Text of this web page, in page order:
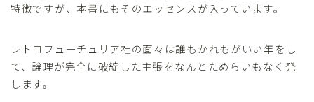
特徴ですが、本書にもそのエッセンスが入っています。
レトロフューチュリア社の面々は誰もかれもがいい年をし
て、論理が完全に破綻した主張をなんとためらいもなく発
します。